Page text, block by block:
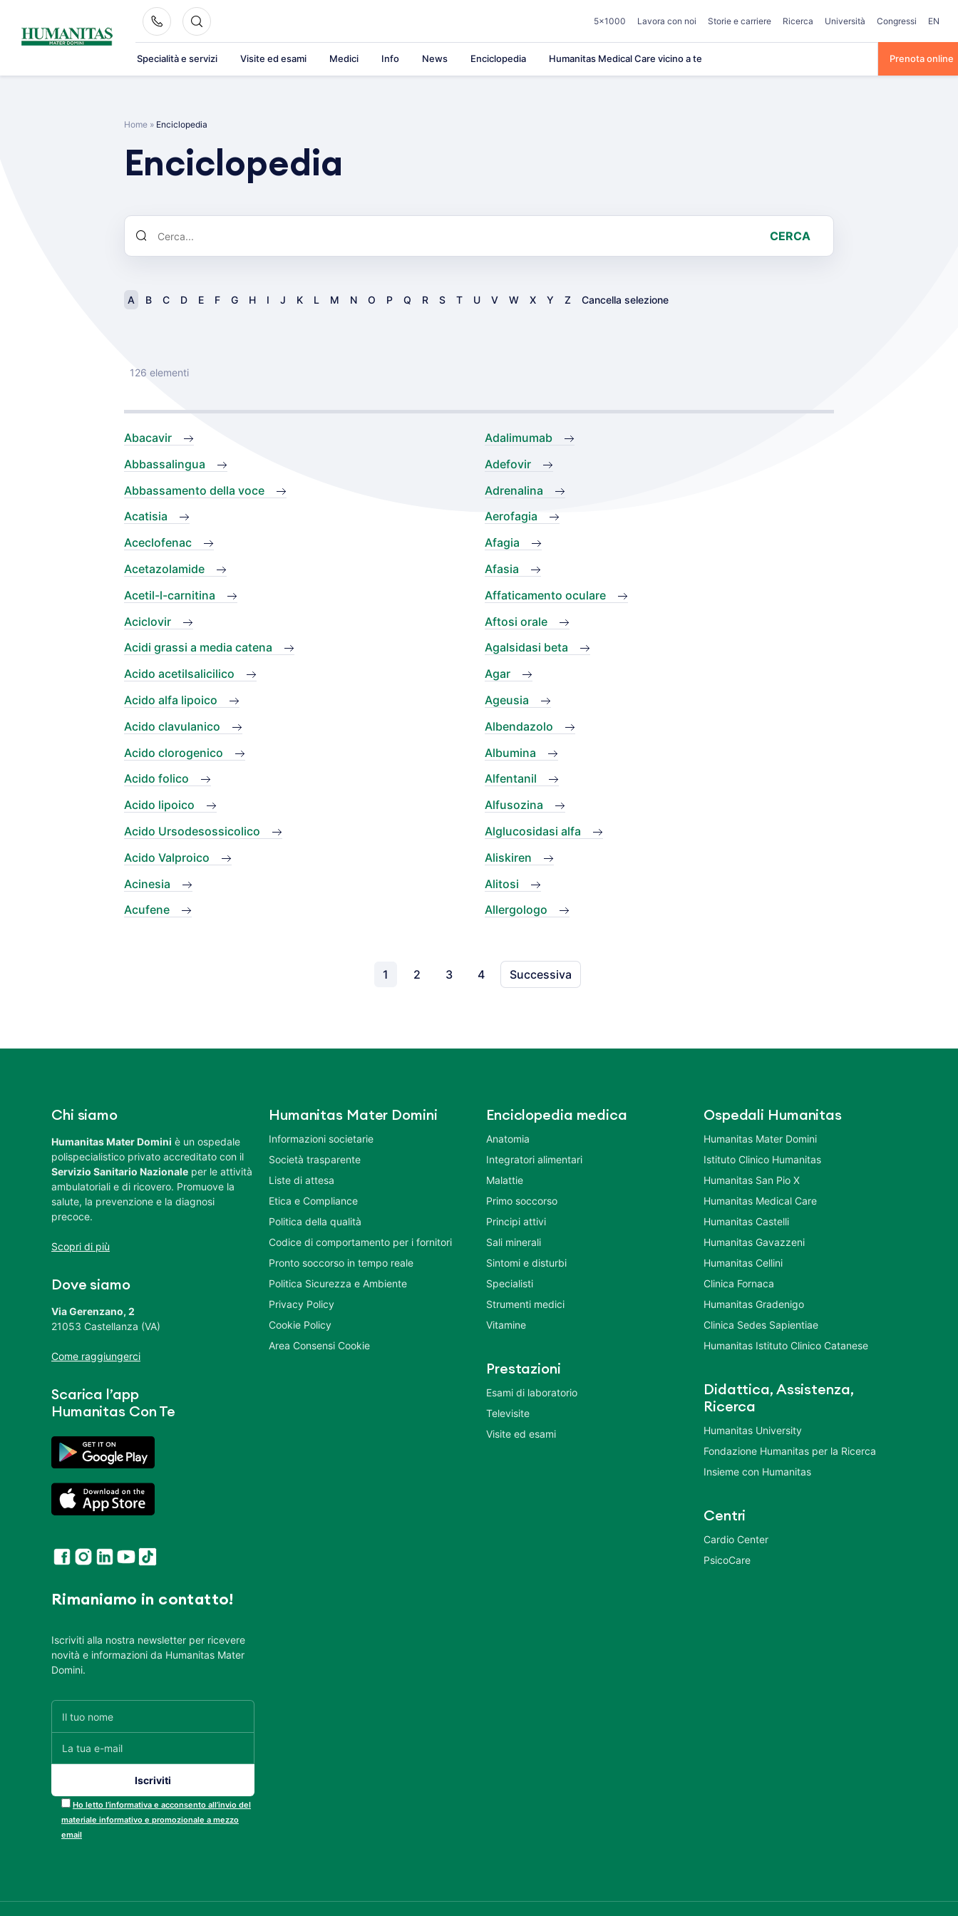
content
5×1000 Lavora con noi Storie e carriere Ricerca Università Congressi EN
Specialità e servizi Visite ed esami Medici Info News Enciclopedia Humanitas Medical Care vicino a te Prenota online
Home » Enciclopedia
Enciclopedia
CERCA
A B C D E F G H I J K L M N O P Q R S T U V W X Y Z Cancella selezione
126 elementi
Abacavir
Abbassalingua
Abbassamento della voce
Acatisia
Aceclofenac
Acetazolamide
Acetil-l-carnitina
Aciclovir
Acidi grassi a media catena
Acido acetilsalicilico
Acido alfa lipoico
Acido clavulanico
Acido clorogenico
Acido folico
Acido lipoico
Acido Ursodesossicolico
Acido Valproico
Acinesia
Acufene
Adalimumab
Adefovir
Adrenalina
Aerofagia
Afagia
Afasia
Affaticamento oculare
Aftosi orale
Agalsidasi beta
Agar
Ageusia
Albendazolo
Albumina
Alfentanil
Alfusozina
Alglucosidasi alfa
Aliskiren
Alitosi
Allergologo
1 2 3 4 Successiva
Chi siamo
Humanitas Mater Domini è un ospedale
polispecialistico privato accreditato con il
Servizio Sanitario Nazionale per le attività
ambulatoriali e di ricovero. Promuove la
salute, la prevenzione e la diagnosi
precoce.
Scopri di più
Dove siamo
Via Gerenzano, 2
21053 Castellanza (VA)
Come raggiungerci
Scarica l’app
Humanitas Con Te
Rimaniamo in contatto!
Iscriviti alla nostra newsletter per ricevere
novità e informazioni da Humanitas Mater
Domini.
Ho letto l’informativa e acconsento all’invio del
materiale informativo e promozionale a mezzo
email
Humanitas Mater Domini
Informazioni societarie
Società trasparente
Liste di attesa
Etica e Compliance
Politica della qualità
Codice di comportamento per i fornitori
Pronto soccorso in tempo reale
Politica Sicurezza e Ambiente
Privacy Policy
Cookie Policy
Area Consensi Cookie
Enciclopedia medica
Anatomia
Integratori alimentari
Malattie
Primo soccorso
Principi attivi
Sali minerali
Sintomi e disturbi
Specialisti
Strumenti medici
Vitamine
Prestazioni
Esami di laboratorio
Televisite
Visite ed esami
Ospedali Humanitas
Humanitas Mater Domini
Istituto Clinico Humanitas
Humanitas San Pio X
Humanitas Medical Care
Humanitas Castelli
Humanitas Gavazzeni
Humanitas Cellini
Clinica Fornaca
Humanitas Gradenigo
Clinica Sedes Sapientiae
Humanitas Istituto Clinico Catanese
Didattica, Assistenza,
Ricerca
Humanitas University
Fondazione Humanitas per la Ricerca
Insieme con Humanitas
Centri
Cardio Center
PsicoCare